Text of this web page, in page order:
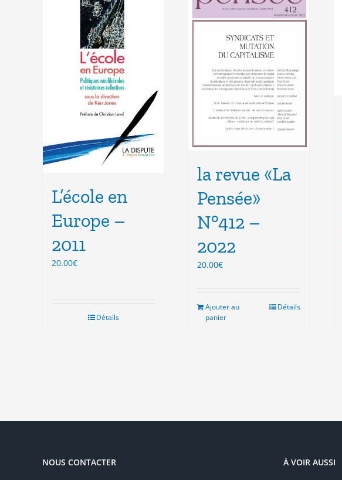
L’école en
Europe –
2011
20.00€
Détails
la revue «La
Pensée»
N°412 –
2022
20.00€
Ajouter au
panier
Détails
NOUS CONTACTER À VOIR AUSSI